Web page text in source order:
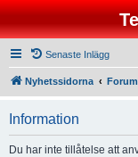
Senaste Inlägg
Nyhetssidorna
Information
Du har inte tillåtelse att